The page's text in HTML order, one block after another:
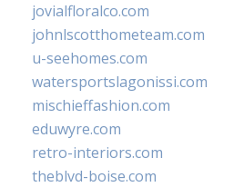
jovialfloralco.com
johnlscotthometeam.com
u-seehomes.com
watersportslagonissi.com
mischieffashion.com
eduwyre.com
retro-interiors.com
theblvd-boise.com